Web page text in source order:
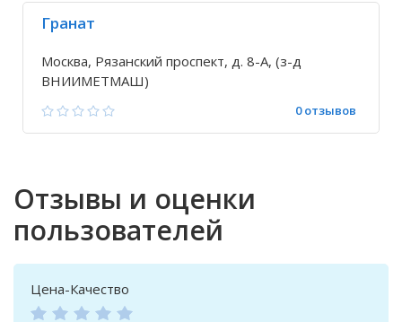
Гранат
Москва, Рязанский проспект, д. 8-А, (з-д
ВНИИМЕТМАШ)
0 отзывов
Отзывы и оценки
пользователей
Цена-Качество